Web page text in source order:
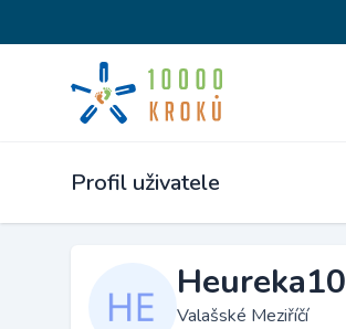
Profil uživatele
Heureka10
Valašské Meziříčí